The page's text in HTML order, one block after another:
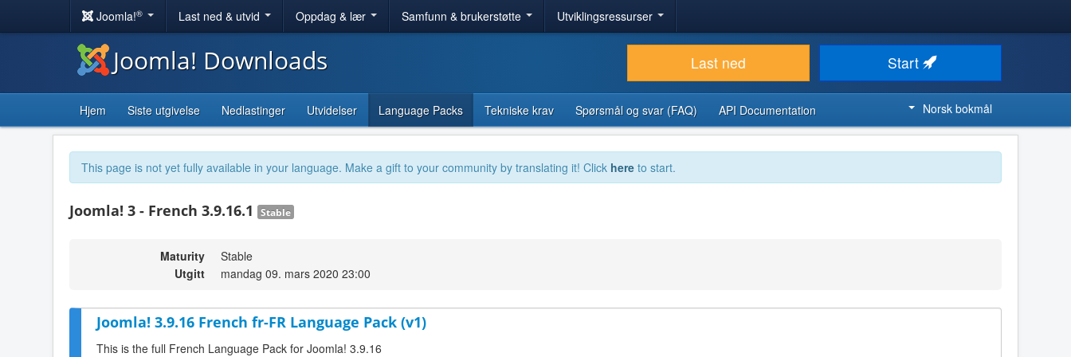
Joomla!® Last ned & utvid Oppdag & lær Samfunn & brukerstøtte Utviklingsressurser
Joomla! Downloads Last ned Start
Hjem Siste utgivelse Nedlastinger Utvidelser Language Packs Tekniske krav Spørsmål og svar (FAQ) API Documentation Norsk bokmål
This page is not yet fully available in your language. Make a gift to your community by translating it! Click here to start.
Joomla! 3 - French 3.9.16.1 Stable
Maturity
Stable
Utgitt
mandag 09. mars 2020 23:00
Joomla! 3.9.16 French fr-FR Language Pack (v1)
This is the full French Language Pack for Joomla! 3.9.16